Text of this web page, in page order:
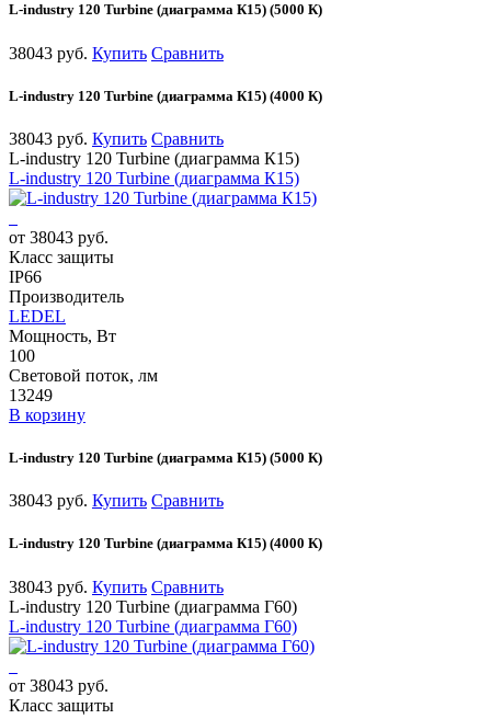
L-industry 120 Turbine (диаграмма К15) (5000 К)
38043 руб. Купить Сравнить
L-industry 120 Turbine (диаграмма К15) (4000 К)
38043 руб. Купить Сравнить
L-industry 120 Turbine (диаграмма К15)
L-industry 120 Turbine (диаграмма К15)
от 38043 руб.
Класс защиты
IP66
Производитель
LEDEL
Мощность, Вт
100
Световой поток, лм
13249
В корзину
L-industry 120 Turbine (диаграмма К15) (5000 К)
38043 руб. Купить Сравнить
L-industry 120 Turbine (диаграмма К15) (4000 К)
38043 руб. Купить Сравнить
L-industry 120 Turbine (диаграмма Г60)
L-industry 120 Turbine (диаграмма Г60)
от 38043 руб.
Класс защиты